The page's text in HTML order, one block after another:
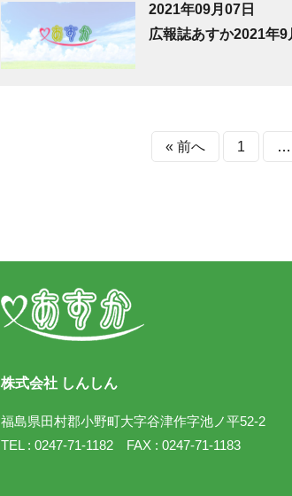
2021年09月07日
広報誌あすか2021年
« 前へ 1 …
株式会社 しんしん
福島県田村郡小野町大字谷津作字池ノ平52-2
TEL : 0247-71-1182 FAX : 0247-71-1183